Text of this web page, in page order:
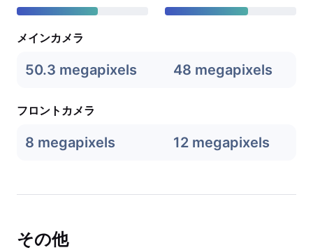
メインカメラ
50.3 megapixels 48 megapixels
フロントカメラ
8 megapixels 12 megapixels
その他